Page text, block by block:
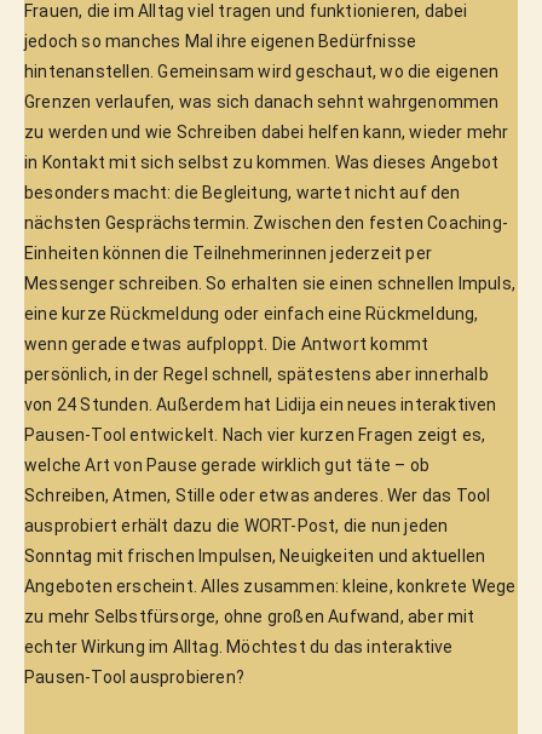
Frauen, die im Alltag viel tragen und funktionieren, dabei
jedoch so manches Mal ihre eigenen Bedürfnisse
hintenanstellen. Gemeinsam wird geschaut, wo die eigenen
Grenzen verlaufen, was sich danach sehnt wahrgenommen
zu werden und wie Schreiben dabei helfen kann, wieder mehr
in Kontakt mit sich selbst zu kommen. Was dieses Angebot
besonders macht: die Begleitung, wartet nicht auf den
nächsten Gesprächstermin. Zwischen den festen Coaching-
Einheiten können die Teilnehmerinnen jederzeit per
Messenger schreiben. So erhalten sie einen schnellen Impuls,
eine kurze Rückmeldung oder einfach eine Rückmeldung,
wenn gerade etwas aufploppt. Die Antwort kommt
persönlich, in der Regel schnell, spätestens aber innerhalb
von 24 Stunden. Außerdem hat Lidija ein neues interaktiven
Pausen-Tool entwickelt. Nach vier kurzen Fragen zeigt es,
welche Art von Pause gerade wirklich gut täte – ob
Schreiben, Atmen, Stille oder etwas anderes. Wer das Tool
ausprobiert erhält dazu die WORT-Post, die nun jeden
Sonntag mit frischen Impulsen, Neuigkeiten und aktuellen
Angeboten erscheint. Alles zusammen: kleine, konkrete Wege
zu mehr Selbstfürsorge, ohne großen Aufwand, aber mit
echter Wirkung im Alltag. Möchtest du das interaktive
Pausen-Tool ausprobieren?